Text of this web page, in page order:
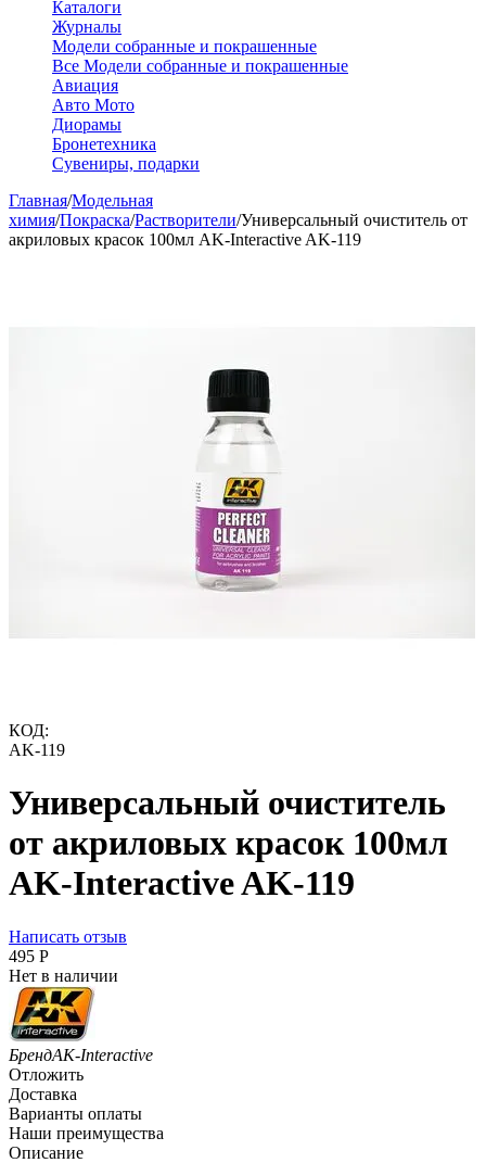
Каталоги
Журналы
Модели собранные и покрашенные
Все Модели собранные и покрашенные
Авиация
Авто Мото
Диорамы
Бронетехника
Сувениры, подарки
Главная/Модельная
химия/Покраска/Растворители/Универсальный очиститель от
акриловых красок 100мл AK-Interactive AK-119
КОД:
AK-119
Универсальный очиститель
от акриловых красок 100мл
AK-Interactive AK-119
Написать отзыв
‍495‍ Р
Нет в наличии
БрендAK-Interactive
Отложить
Доставка
Варианты оплаты
Наши преимущества
Описание